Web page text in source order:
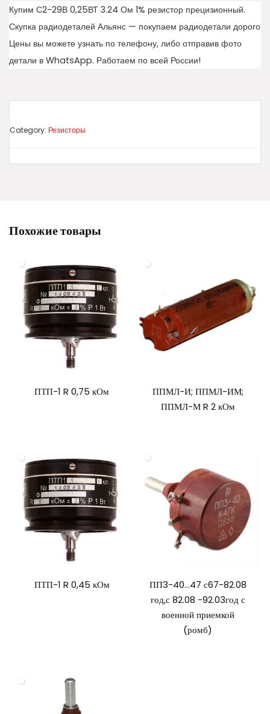
Купим С2-29В 0,25ВТ 3.24 Ом 1% резистор прецизионный.
Скупка радиодеталей Альянс — покупаем радиодетали дорого
Цены вы можете узнать по телефону, либо отправив фото
детали в WhatsApp. Работаем по всей России!
Category: Резисторы
Похожие товары
ПТП-1 R 0,75 кОм
ППМЛ-И; ППМЛ-ИМ;
ППМЛ-М R 2 кОм
ПТП-1 R 0,45 кОм
ПП3-40…47 с67-82.08
год,с 82.08 -92.03год с
военной приемкой
(ромб)